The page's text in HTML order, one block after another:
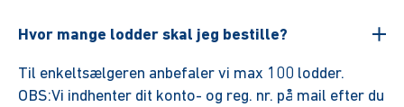
Hvor mange lodder skal jeg bestille?
Til enkeltsælgeren anbefaler vi max 100 lodder.
OBS:Vi indhenter dit konto- og reg. nr. på mail efter du